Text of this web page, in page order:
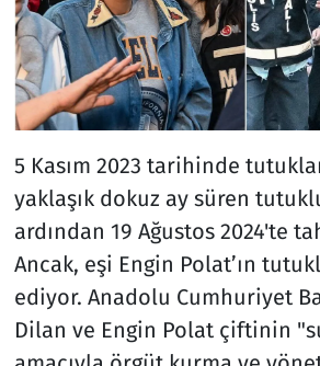
5 Kasım 2023 tarihinde
yaklaşık dokuz ay süren
ardından 19 Ağustos 2024'te
Ancak, eşi Engin Polat’ın
ediyor. Anadolu Cumhuriyet
Dilan ve Engin Polat çiftinin